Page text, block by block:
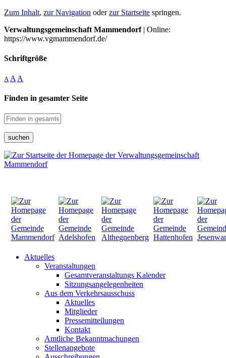
Zum Inhalt, zur Navigation oderzur Startseite springen.
Verwaltungsgemeinschaft Mammendorf| Online:
https://www.vgmammendorf.de/
Schriftgröße
A A A
Finden in gesamter Seite
suchen
Aktuelles
Veranstaltungen
Gesamtveranstaltungs Kalender
Sitzungsangelegenheiten
Aus dem Verkehrsausschuss
Aktuelles
Mitglieder
Pressemitteilungen
Kontakt
Amtliche Bekanntmachungen
Stellenangebote